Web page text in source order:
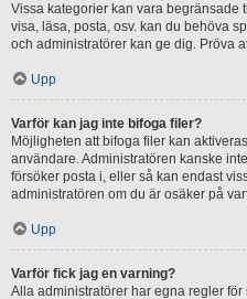
Vissa kategorier kan vara begränsade
visa, läsa, posta, osv. kan du behöva
och administratörer kan ge dig. Pröva
Upp
Varför kan jag inte bifoga filer?
Möjligheten att bifoga filer kan
användare. Administratören kanske
försöker posta i, eller så kan endast
administratören om du är osäker på
Upp
Varför fick jag en varning?
Alla administratörer har egna regler